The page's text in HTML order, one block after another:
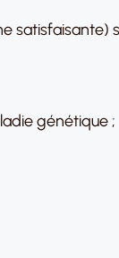
satisfaisante)
génétique ;